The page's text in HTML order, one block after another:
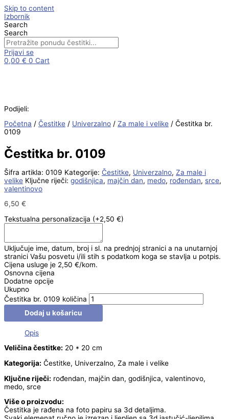
Skip to content
Izbornik
Search
Search
Prijavi se
0,00 € 0 Cart
Podijeli:
Početna / Čestitke / Univerzalno / Za male i velike / Čestitka br.
0109
Čestitka br. 0109
Šifra artikla: 0109 Kategorije: Čestitke, Univerzalno, Za male i
velike Ključne riječi: godišnjica, majčin dan, medo, rođendan, srce,
valentinovo
6,50 €
Tekstualna personalizacija (+2,50 €)
Uključuje ime, datum, broj i sl. na prednjoj stranici a na unutarnjoj
stranici Vašu posvetu i/ili stih s podatkom koga se stavlja u potpis.
Cijena usluge je 2,50 €/kom.
Osnovna cijena
Dodatne opcije
Ukupno
Čestitka br. 0109 količina
Dodaj u košaricu
Opis
Veličina čestitke: 20 * 20 cm
Kategorija: Čestitke, Univerzalno, Za male i velike
Ključne riječi: rođendan, majčin dan, godišnjica, valentinovo,
medo, srce
Više o proizvodu:
Čestitka je rađena na foto papiru sa 3d detaljima.